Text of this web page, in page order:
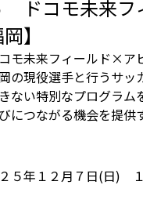
ドコモ未来
】
モ未来フィールド×ア
の現役選手と行うサッ
ない特別なプログラム
につながる機会を提供
２５年１２月７日(日)